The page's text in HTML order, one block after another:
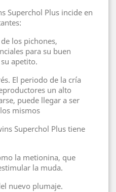
Superchol Plus incide en
los pichones,
para su buen
apetito.
El periodo de la cría
un alto
puede llegar a ser
mismos
Superchol Plus tiene
la metionina, que
la muda.
nuevo plumaje.